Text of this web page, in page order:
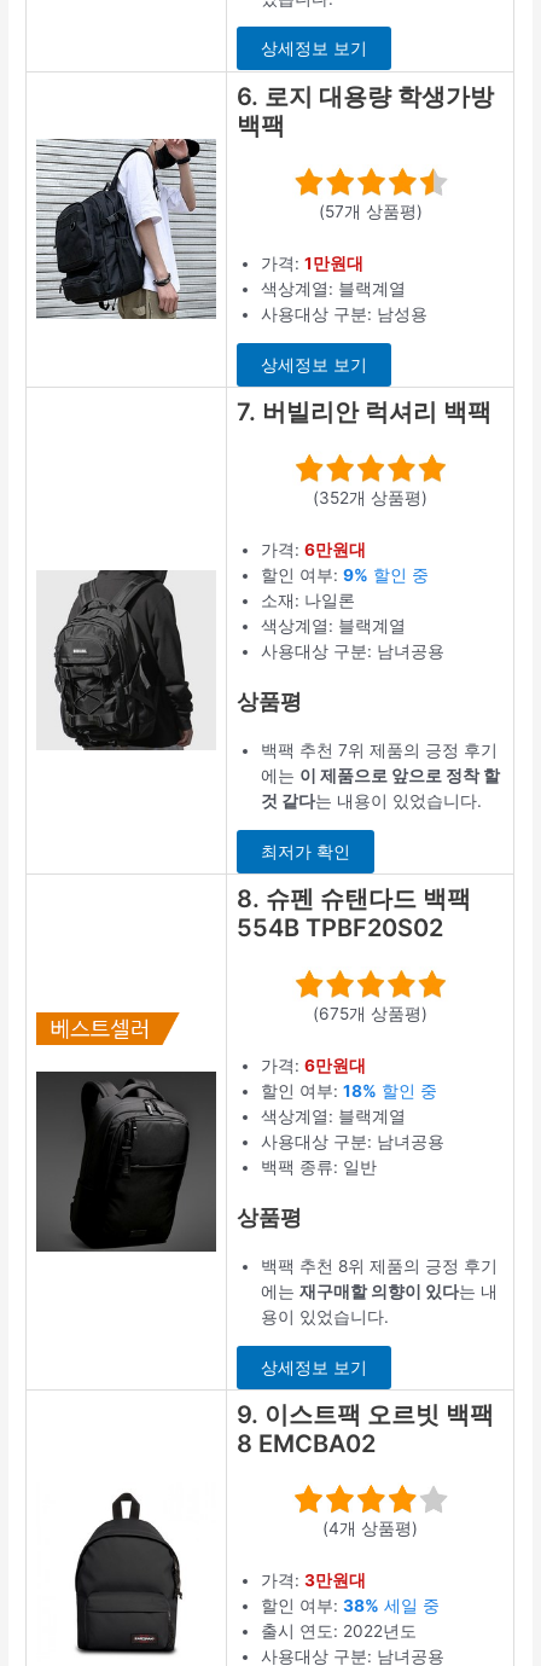
상세정보 보기
6. 로지 대용량 학생가방
백팩
(57개 상품평)
가격:1만원대
색상계열: 블랙계열
사용대상 구분: 남성용
상세정보 보기
7. 버빌리안 럭셔리 백팩
(352개 상품평)
가격:6만원대
할인 여부:9% 할인 중
소재: 나일론
색상계열: 블랙계열
사용대상 구분: 남녀공용
상품평
백팩 추천 7위 제품의 긍정 후기
에는 이 제품으로 앞으로 정착 할
것 같다는 내용이 있었습니다.
최저가 확인
8. 슈펜 슈탠다드 백팩
554B TPBF20S02
(675개 상품평)
가격:6만원대
할인 여부:18% 할인 중
색상계열: 블랙계열
사용대상 구분: 남녀공용
백팩 종류: 일반
상품평
백팩 추천 8위 제품의 긍정 후기
에는재구매할 의향이 있다는 내
용이 있었습니다.
상세정보 보기
9. 이스트팩 오르빗 백팩
8 EMCBA02
(4개 상품평)
가격:3만원대
할인 여부:38% 세일 중
출시 연도: 2022년도
사용대상 구분: 남녀공용